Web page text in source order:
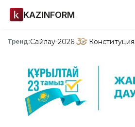
KAZINFORM
Тренд:Сайлау-2026